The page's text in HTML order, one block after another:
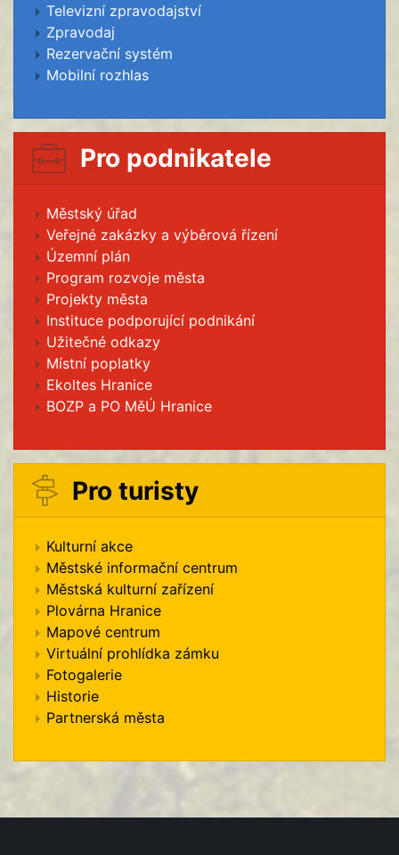
Televizní zpravodajství
Zpravodaj
Rezervační systém
Mobilní rozhlas
Pro podnikatele
Městský úřad
Veřejné zakázky a výběrová řízení
Územní plán
Program rozvoje města
Projekty města
Instituce podporující podnikání
Užitečné odkazy
Místní poplatky
Ekoltes Hranice
BOZP a PO MěÚ Hranice
Pro turisty
Kulturní akce
Městské informační centrum
Městská kulturní zařízení
Plovárna Hranice
Mapové centrum
Virtuální prohlídka zámku
Fotogalerie
Historie
Partnerská města